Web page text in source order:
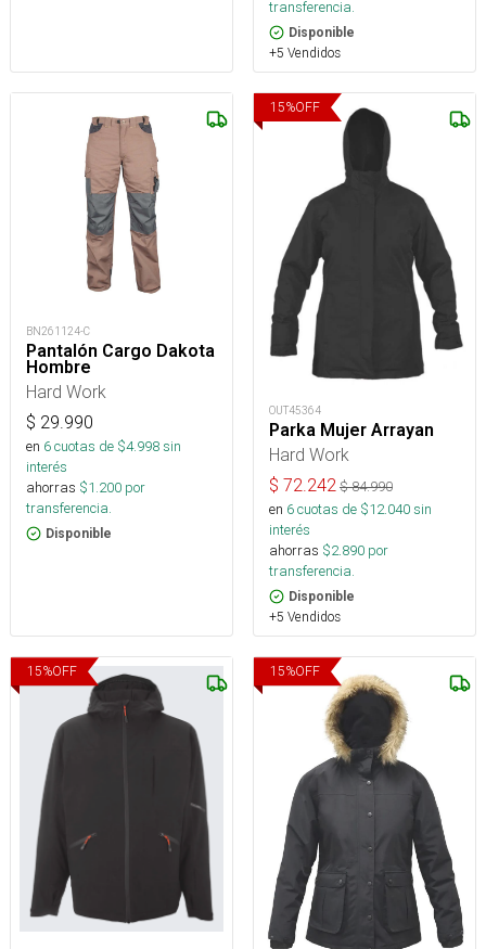
transferencia.
Disponible
+5 Vendidos
BN261124-C
Pantalón Cargo Dakota
Hombre
Hard Work
$ 29.990
en 6cuotas de $4.998sin
interés
ahorras $1.200 por
transferencia.
Disponible
15%OFF
OUT45364
Parka Mujer Arrayan
Hard Work
$ 72.242 $84.990
en 6cuotas de $12.040sin
interés
ahorras $2.890 por
transferencia.
Disponible
+5 Vendidos
15%OFF 15%OFF